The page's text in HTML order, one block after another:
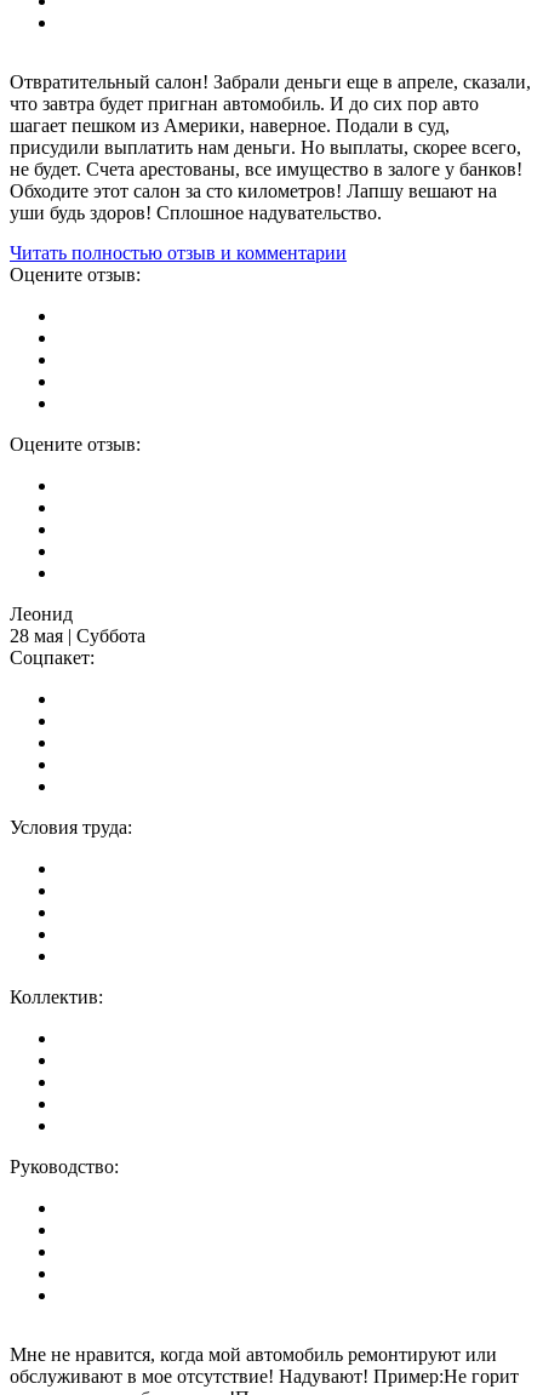
Отвратительный салон! Забрали деньги еще в апреле, сказали,
что завтра будет пригнан автомобиль. И до сих пор авто
шагает пешком из Америки, наверное. Подали в суд,
присудили выплатить нам деньги. Но выплаты, скорее всего,
не будет. Счета арестованы, все имущество в залоге у банков!
Обходите этот салон за сто километров! Лапшу вешают на
уши будь здоров! Сплошное надувательство.
Читать полностью отзыв и комментарии
Оцените отзыв:
Оцените отзыв:
Леонид
28 мая | Суббота
Соцпакет:
Условия труда:
Коллектив:
Руководство:
Мне не нравится, когда мой автомобиль ремонтируют или
обслуживают в мое отсутствие! Надувают! Пример:Не горит